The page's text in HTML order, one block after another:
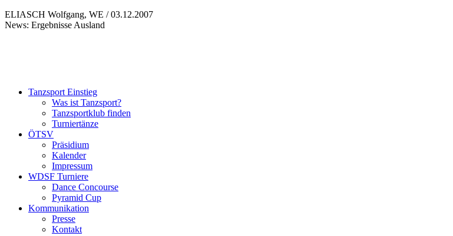
ELIASCH Wolfgang, WE / 03.12.2007
News: Ergebnisse Ausland
Tanzsport Einstieg
Was ist Tanzsport?
Tanzsportklub finden
Turniertänze
ÖTSV
Präsidium
Kalender
Impressum
WDSF Turniere
Dance Concourse
Pyramid Cup
Kommunikation
Presse
Kontakt